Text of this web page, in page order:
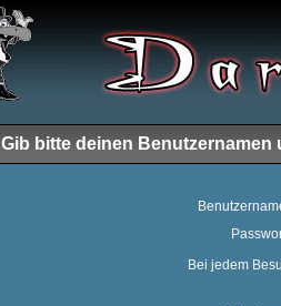
Gib bitte deinen
Bei jedem